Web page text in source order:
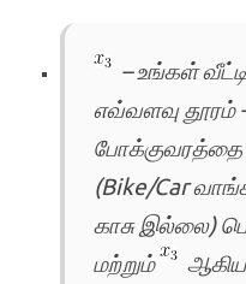
– உங்கள்
எவ்வளவு தூரம்
போக்குவரத்தை
(Bike/Car
காசு இல்லை)
மற்றும்
ஆகிய